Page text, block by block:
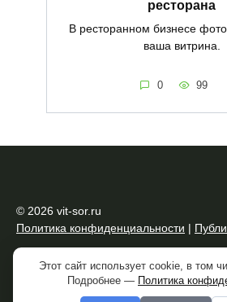
ресторана
В ресторанном бизнесе
ваша витрина.
0 99
© 2026 vit-sor.ru
Политика конфиденциальности |
🎁ВИЗУАЛ В ПОДАРОК! Telegram-канал
Работает на темеReboot
Этот сайт использует cookie, в том
Подробнее — Политика